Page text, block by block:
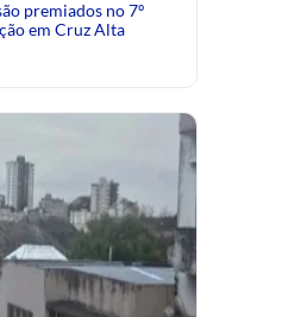
premiados no 7º
em Cruz Alta